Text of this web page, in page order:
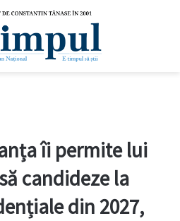
îi permite lui
candideze la
din 2027,